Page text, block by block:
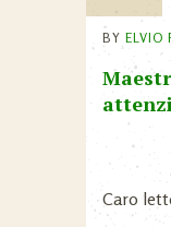
BY ELVIO
Caro